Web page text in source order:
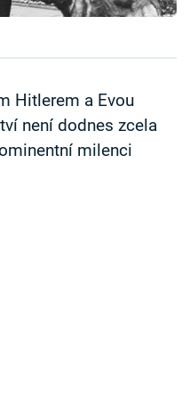
Hitlerem a Evou
není dodnes zcela
milenci